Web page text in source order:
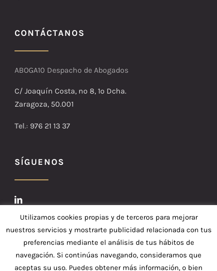
CONTÁCTANOS
ABOGA10 Despacho de Abogados
C/ Joaquín Costa, nº 8, 1º Dcha.
Zaragoza, 50.001
Tel.: 976 21 13 37
SÍGUENOS
Utilizamos cookies propias y de terceros para mejorar
nuestros servicios y mostrarte publicidad relacionada con tus
preferencias mediante el análisis de tus hábitos de
navegación. Si continúas navegando, consideramos que
aceptas su uso. Puedes obtener más información, o bien